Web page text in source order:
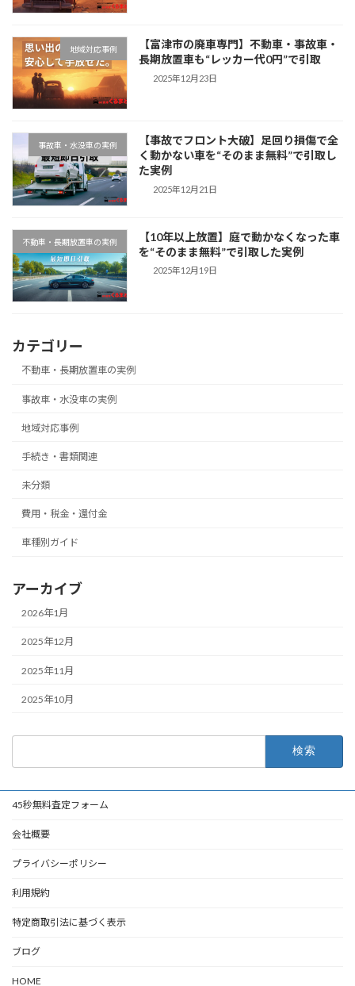
地域対応事例
【富津市の廃車専門】不動車・事故車・
長期放置車も“レッカー代0円”で引取
2025年12月23日
事故車・水没車の実例
【事故でフロント大破】足回り損傷で全
く動かない車を“そのまま無料”で引取し
た実例
2025年12月21日
不動車・長期放置車の実例
【10年以上放置】庭で動かなくなった車
を“そのまま無料”で引取した実例
2025年12月19日
カテゴリー
不動車・長期放置車の実例
事故車・水没車の実例
地域対応事例
手続き・書類関連
未分類
費用・税金・還付金
車種別ガイド
アーカイブ
2026年1月
2025年12月
2025年11月
2025年10月
45秒無料査定フォーム
会社概要
プライバシーポリシー
利用規約
特定商取引法に基づく表示
ブログ
HOME